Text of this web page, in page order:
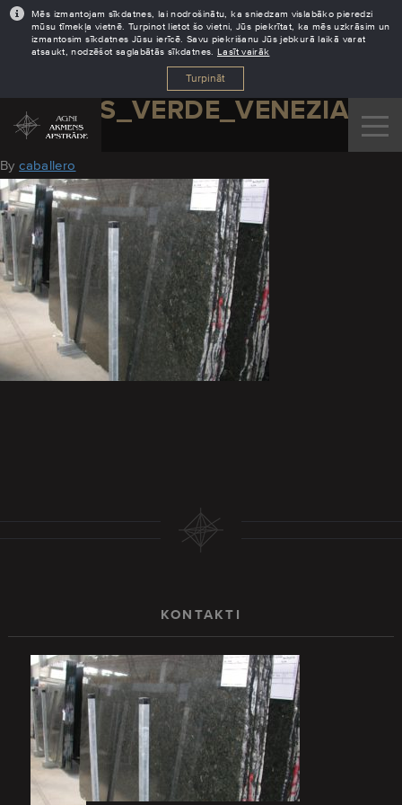
Mēs izmantojam sīkdatnes, lai nodrošinātu, ka sniedzam vislabāko pieredzi
mūsu tīmekļa vietnē. Turpinot lietot šo vietni, Jūs piekrītat, ka mēs uzkrāsim un
izmantosim sīkdatnes Jūsu ierīcē. Savu piekrišanu Jūs jebkurā laikā varat
atsaukt, nodzēšot saglabātās sīkdatnes. Lasīt vairāk
Turpināt
GRANITS_VERDE_VENEZIANO
August 19, 2016
Bycaballero
KONTAKTI